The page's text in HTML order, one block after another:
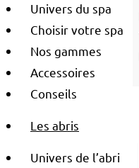
Univers du spa
Choisir votre spa
Nos gammes
Accessoires
Conseils
Les abris
Univers de l’abri